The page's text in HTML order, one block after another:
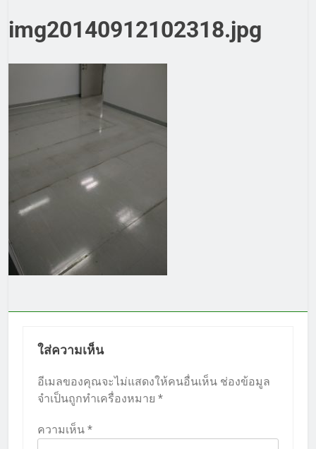
img20140912102318.jpg
ใส่ความเห็น
อีเมลของคุณจะไม่แสดงให้คนอื่นเห็น ช่องข้อมูล
จำเป็นถูกทำเครื่องหมาย *
ความเห็น *